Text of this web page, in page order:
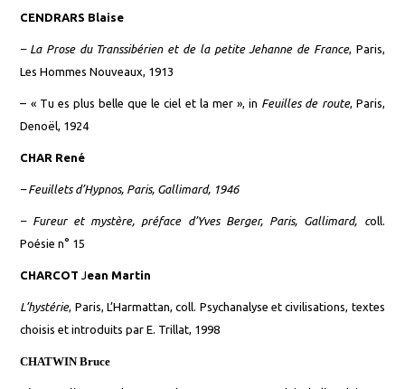
CENDRARS Blaise
– La Prose du Transsibérien et de la petite Jehanne de France, Paris,
Les Hommes Nouveaux, 1913
– « Tu es plus belle que le ciel et la mer »,in Feuilles de route, Paris,
Denoël, 1924
CHAR René
–Feuillets d’Hypnos, Paris, Gallimard, 1946
– Fureur et mystère, préfaced’Yves Berger, Paris, Gallimard, coll.
Poésie n° 15
CHARCOT Jean Martin
L’hystérie, Paris, L’Harmattan, coll. Psychanalyse et civilisations, textes
choisis et introduits par E. Trillat, 1998
CHATWIN Bruce